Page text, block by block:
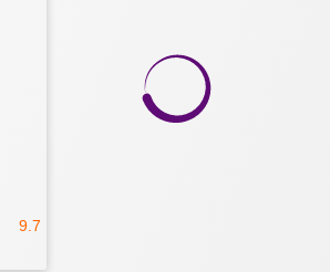
9.7